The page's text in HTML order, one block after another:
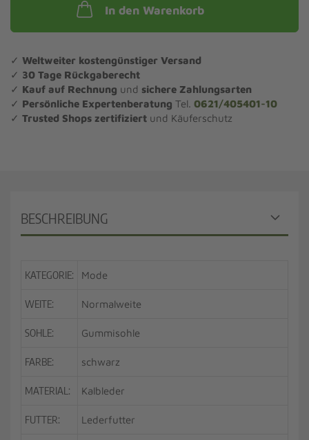
In den Warenkorb
✓ Weltweiter kostengünstiger Versand
✓ 30 Tage Rückgaberecht
✓ Kauf auf Rechnung und sichere Zahlungsarten
✓ Persönliche Expertenberatung Tel. 0621/405401-10
✓ Trusted Shops zertifiziert und Käuferschutz
BESCHREIBUNG
KATEGORIE: Mode
WEITE: Normalweite
SOHLE: Gummisohle
FARBE: schwarz
MATERIAL: Kalbleder
FUTTER: Lederfutter